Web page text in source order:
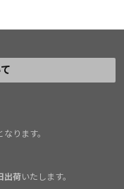
なります。
出荷いたします。